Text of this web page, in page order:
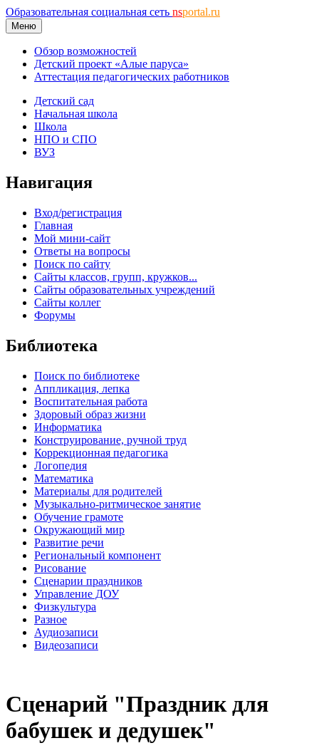
Образовательная социальная сеть nsportal.ru
Меню
Обзор возможностей
Детский проект «Алые паруса»
Аттестация педагогических работников
Детский сад
Начальная школа
Школа
НПО и СПО
ВУЗ
Навигация
Вход/регистрация
Главная
Мой мини-сайт
Ответы на вопросы
Поиск по сайту
Сайты классов, групп, кружков...
Сайты образовательных учреждений
Сайты коллег
Форумы
Библиотека
Поиск по библиотеке
Аппликация, лепка
Воспитательная работа
Здоровый образ жизни
Информатика
Конструирование, ручной труд
Коррекционная педагогика
Логопедия
Математика
Материалы для родителей
Музыкально-ритмическое занятие
Обучение грамоте
Окружающий мир
Развитие речи
Региональный компонент
Рисование
Сценарии праздников
Управление ДОУ
Физкультура
Разное
Аудиозаписи
Видеозаписи
Сценарий "Праздник для
бабушек и дедушек"